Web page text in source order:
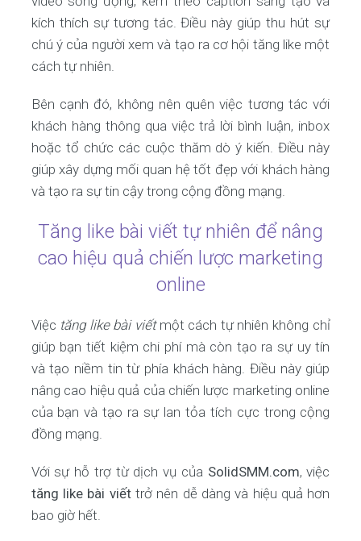
kích thích sự tương tác. Điều này giúp thu hút sự
chú ý của người xem và tạo ra cơ hội tăng like một
cách tự nhiên.
Bên cạnh đó, không nên quên việc tương tác với
khách hàng thông qua việc trả lời bình luận, inbox
hoặc tổ chức các cuộc thăm dò ý kiến. Điều này
giúp xây dựng mối quan hệ tốt đẹp với khách hàng
và tạo ra sự tin cậy trong cộng đồng mạng.
Tăng like bài viết tự nhiên để nâng
cao hiệu quả chiến lược marketing
online
Việc tăng like bài viếtmột cách tự nhiên không chỉ
giúp bạn tiết kiệm chi phí mà còn tạo ra sự uy tín
và tạo niềm tin từ phía khách hàng. Điều này giúp
nâng cao hiệu quả của chiến lược marketing online
của bạn và tạo ra sự lan tỏa tích cực trong cộng
đồng mạng.
Với sự hỗ trợ từ dịch vụ của SolidSMM.com, việc
tăng like bài viếttrở nên dễ dàng và hiệu quả hơn
bao giờ hết.